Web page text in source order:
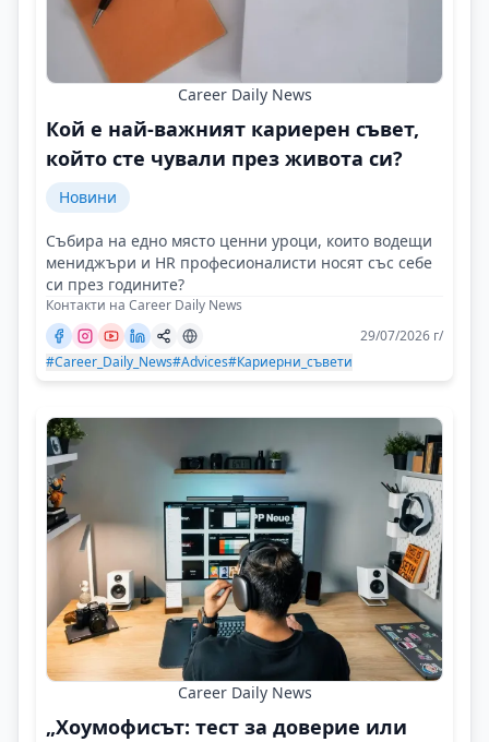
Career Daily News
Кой е най-важният кариерен съвет,
който сте чували през живота си?
Новини
Събира на едно място ценни уроци, които водещи
мениджъри и HR професионалисти носят със себе
си през годините?
Контакти на Career Daily News
29/07/2026 г/
#Career_Daily_News#Advices#Кариерни_съвети
Career Daily News
„Хоумофисът: тест за доверие или